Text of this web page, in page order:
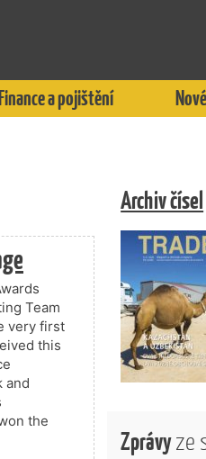
a pojištění
Team
very first
this
and
the
Archiv čísel
Zprávyze